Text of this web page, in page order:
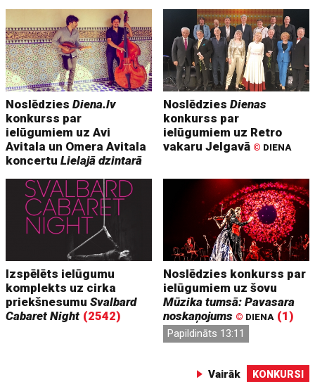
NoslēdziesDiena.lv
konkurss par
ielūgumiem uz Avi
Avitala un Omera Avitala
koncertuLielajā dzintarā
NoslēdziesDienas
konkurss par
ielūgumiem uz Retro
vakaru Jelgavā © DIENA
Izspēlēts ielūgumu
komplekts uz cirka
priekšnesumuSvalbard
Cabaret Night (2542)
Noslēdzies konkurss par
ielūgumiem uz šovu
Mūzika tumsā: Pavasara
noskaņojums © DIENA (1)
Papildināts 13:11
Vairāk KONKURSI